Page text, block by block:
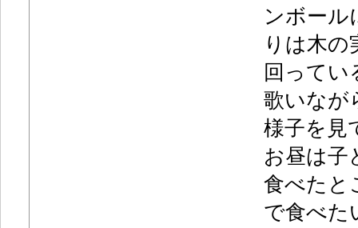
ンボール
りは木の
回ってい
歌いなが
様子を見
お昼は子
食べたと
で食べた